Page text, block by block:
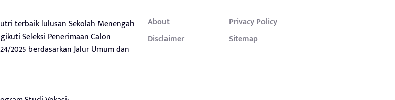
terbaik lulusan Sekolah Menengah
Seleksi Penerimaan Calon
2025 berdasarkan Jalur Umum dan
About
Privacy Policy
Disclaimer
Sitemap